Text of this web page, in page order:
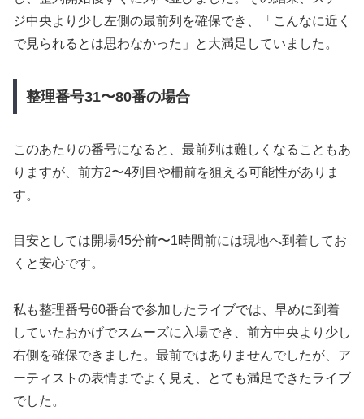
ジ中央より少し左側の最前列を確保でき、「こんなに近く
で見られるとは思わなかった」と大満足していました。
整理番号31〜80番の場合
このあたりの番号になると、最前列は難しくなることもあ
りますが、前方2〜4列目や柵前を狙える可能性がありま
す。
目安としては開場45分前〜1時間前には現地へ到着してお
くと安心です。
私も整理番号60番台で参加したライブでは、早めに到着
していたおかげでスムーズに入場でき、前方中央より少し
右側を確保できました。最前ではありませんでしたが、ア
ーティストの表情までよく見え、とても満足できたライブ
でした。